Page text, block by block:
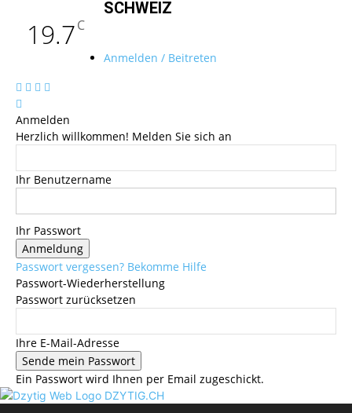
19.7C
SCHWEIZ
Anmelden / Beitreten
Anmelden
Herzlich willkommen! Melden Sie sich an
Ihr Benutzername
Ihr Passwort
Passwort vergessen? Bekomme Hilfe
Passwort-Wiederherstellung
Passwort zurücksetzen
Ihre E-Mail-Adresse
Ein Passwort wird Ihnen per Email zugeschickt.
DZYTIG.CH